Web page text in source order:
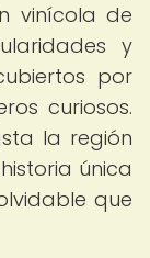
vinícola de
y
por
curiosos.
la región
única
que